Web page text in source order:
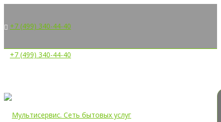
+7 (499) 340-44-40
+7 (499) 340-44-40